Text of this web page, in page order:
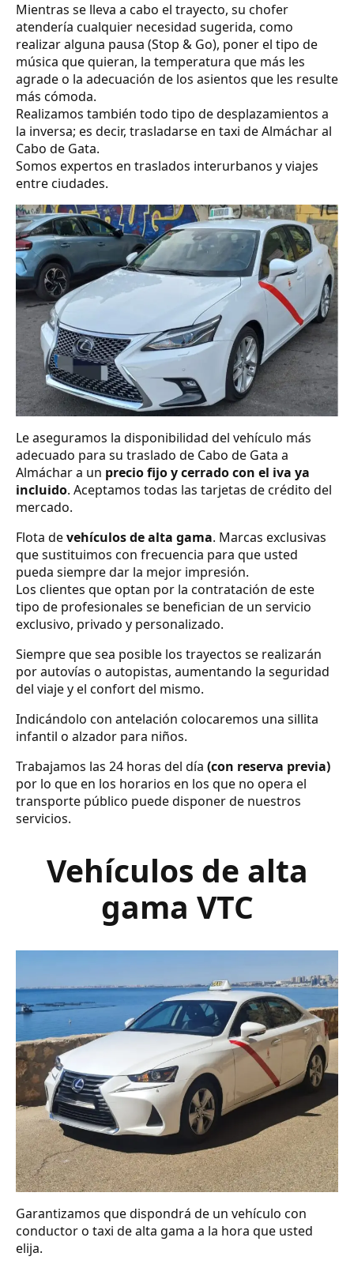
Mientras se lleva a cabo el trayecto, su chofer
atendería cualquier necesidad sugerida, como
realizar alguna pausa (Stop & Go), poner el tipo de
música que quieran, la temperatura que más les
agrade o la adecuación de los asientos que les resulte
más cómoda.
Realizamos también todo tipo de desplazamientos a
la inversa; es decir, trasladarse en taxi de Almáchar al
Cabo de Gata.
Somos expertos en traslados interurbanos y viajes
entre ciudades.
Le aseguramos la disponibilidad del vehículo más
adecuado para su traslado de Cabo de Gata a
Almáchar a un precio fijo y cerrado con el iva ya
incluido. Aceptamos todas las tarjetas de crédito del
mercado.
Flota devehículos de alta gama. Marcas exclusivas
que sustituimos con frecuencia para que usted
pueda siempre dar la mejor impresión.
Los clientes que optan por la contratación de este
tipo de profesionales se benefician de un servicio
exclusivo, privado y personalizado.
Siempre que sea posible los trayectos se realizarán
por autovías o autopistas, aumentando la seguridad
del viaje y el confort del mismo.
Indicándolo con antelación colocaremos una sillita
infantil o alzador para niños.
Trabajamos las 24 horas del día (con reserva previa)
por lo que en los horarios en los que no opera el
transporte público puede disponer de nuestros
servicios.
Vehículos de alta
gama VTC
Garantizamos que dispondrá de un vehículo con
conductor o taxi de alta gama a la hora que usted
elija.